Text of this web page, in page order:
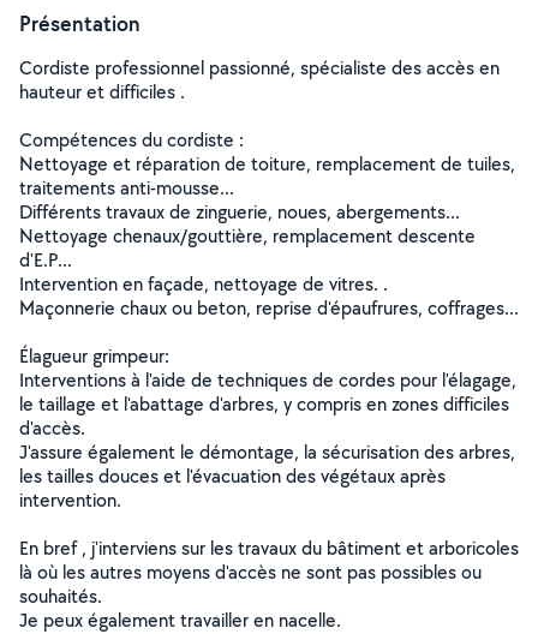
Présentation
Cordiste professionnel passionné, spécialiste des accès en
hauteur et difficiles .
Compétences du cordiste :
Nettoyage et réparation de toiture, remplacement de tuiles,
traitements anti-mousse...
Différents travaux de zinguerie, noues, abergements...
Nettoyage chenaux/gouttière, remplacement descente
d'E.P...
Intervention en façade, nettoyage de vitres. .
Maçonnerie chaux ou beton, reprise d'épaufrures, coffrages...
Élagueur grimpeur:
Interventions à l'aide de techniques de cordes pour l'élagage,
le taillage et l'abattage d'arbres, y compris en zones difficiles
d'accès.
J'assure également le démontage, la sécurisation des arbres,
les tailles douces et l'évacuation des végétaux après
intervention.
En bref , j'interviens sur les travaux du bâtiment et arboricoles
là où les autres moyens d'accès ne sont pas possibles ou
souhaités.
Je peux également travailler en nacelle.